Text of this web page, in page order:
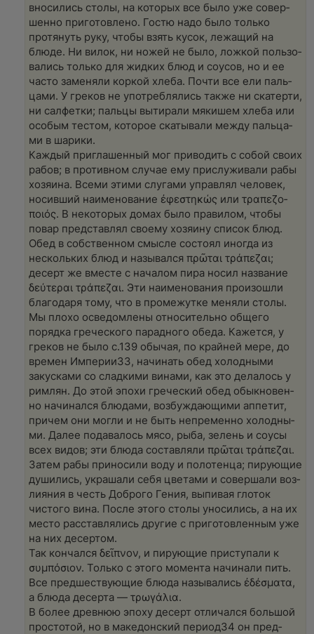
вно­си­лись сто­лы, на кото­рых все было уже совер­
шен­но при­готов­ле­но. Гостю надо было толь­ко
протя­нуть руку, чтобы взять кусок, лежа­щий на
блюде. Ни вилок, ни ножей не было, лож­кой поль­зо­
ва­лись толь­ко для жид­ких блюд и соусов, но и ее
часто заме­ня­ли кор­кой хле­ба. Почти все ели паль­
ца­ми. У гре­ков не употреб­ля­лись так­же ни ска­тер­ти,
ни сал­фет­ки; паль­цы выти­ра­ли мяки­шем хле­ба или
осо­бым тестом, кото­рое ска­ты­ва­ли меж­ду паль­ца­
ми в шари­ки.
Каж­дый при­гла­шен­ный мог при­во­дить с собой сво­их
рабов; в про­тив­ном слу­чае ему при­слу­жи­ва­ли рабы
хозя­и­на. Все­ми эти­ми слу­га­ми управ­лял чело­век,
носив­ший наиме­но­ва­ние ἐφεσ­τη­κώς или τρα­πεζο­
ποιός. В неко­то­рых домах было пра­ви­лом, чтобы
повар пред­став­лял сво­е­му хозя­и­ну спи­сок блюд.
Обед в соб­ст­вен­ном смыс­ле состо­ял ино­гда из
несколь­ких блюд и назы­вал­ся πρῶ­ται τρά­πεζαι;
десерт же вме­сте с нача­лом пира носил назва­ние
δεύτε­ραι τρά­πεζαι. Эти наиме­но­ва­ния про­изо­шли
бла­го­да­ря тому, что в про­ме­жут­ке меня­ли сто­лы.
Мы пло­хо осве­дом­ле­ны отно­си­тель­но обще­го
поряд­ка гре­че­ско­го парад­но­го обеда. Кажет­ся, у
гре­ков не было с.139 обы­чая, по край­ней мере, до
вре­мен Импе­рии33, начи­нать обед холод­ны­ми
закус­ка­ми со слад­ки­ми вина­ми, как это дела­лось у
рим­лян. До этой эпо­хи гре­че­ский обед обык­но­вен­
но начи­нал­ся блюда­ми, воз­буж­даю­щи­ми аппе­тит,
при­чем они мог­ли и не быть непре­мен­но холод­ны­
ми. Далее пода­ва­лось мясо, рыба, зелень и соусы
всех видов; эти блюда состав­ля­ли πρῶ­ται τρά­πεζαι.
Затем рабы при­но­си­ли воду и поло­тен­ца; пиру­ю­щие
души­лись, укра­ша­ли себя цве­та­ми и совер­ша­ли воз­
ли­я­ния в честь Доб­ро­го Гения, выпи­вая гло­ток
чисто­го вина. После это­го сто­лы уно­си­лись, а на их
место рас­став­ля­лись дру­гие с при­готов­лен­ным уже
на них десер­том.
Так кон­чал­ся δεῖπ­νον, и пиру­ю­щие при­сту­па­ли к
συμ­πό­σιον. Толь­ко с это­го момен­та начи­на­ли пить.
Все пред­ше­ст­ву­ю­щие блюда назы­ва­лись ἐδέσ­μα­τα,
а блюда десер­та — τρω­γάλια.
В более древ­нюю эпо­ху десерт отли­чал­ся боль­шой
про­стотой, но в македон­ский пери­од34 он пред­